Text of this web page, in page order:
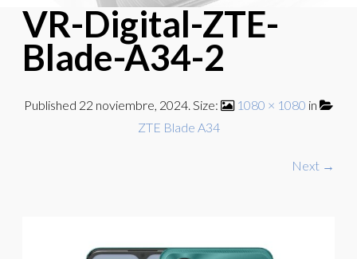
VR-Digital-ZTE-
Blade-A34-2
Published 22 noviembre, 2024. Size: 1080 × 1080 in
ZTE Blade A34
Next →